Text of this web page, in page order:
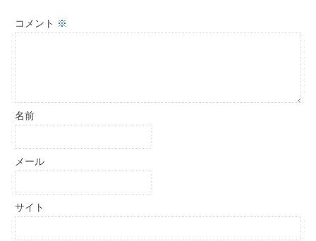
コメント ※
名前
メール
サイト